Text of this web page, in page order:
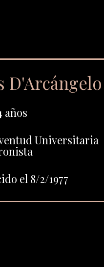
D'Arcángelo
años
Universitaria
el 8/2/1977